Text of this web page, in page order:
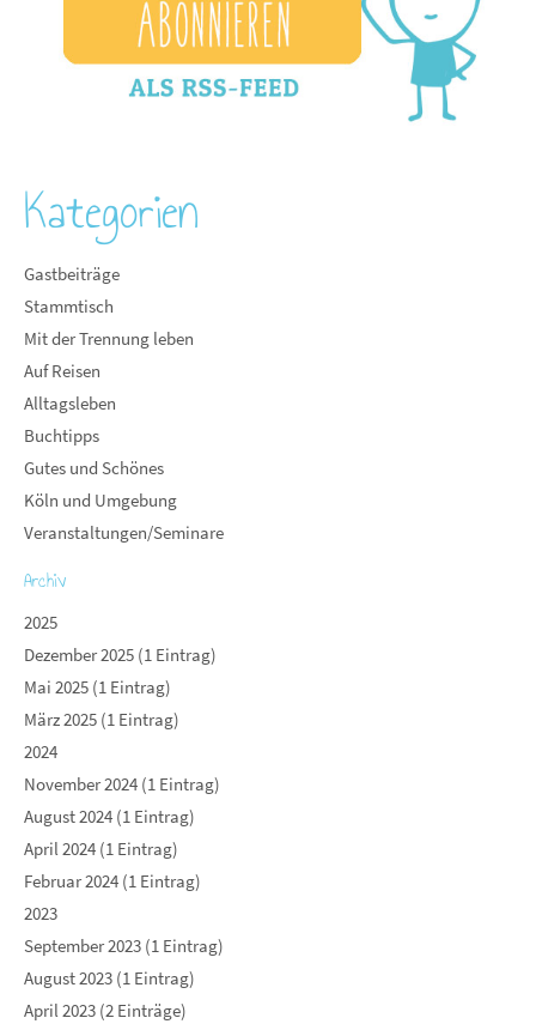
Kategorien
Gastbeiträge
Stammtisch
Mit der Trennung leben
Auf Reisen
Alltagsleben
Buchtipps
Gutes und Schönes
Köln und Umgebung
Veranstaltungen/Seminare
Archiv
2025
Dezember 2025 (1 Eintrag)
Mai 2025 (1 Eintrag)
März 2025 (1 Eintrag)
2024
November 2024 (1 Eintrag)
August 2024 (1 Eintrag)
April 2024 (1 Eintrag)
Februar 2024 (1 Eintrag)
2023
September 2023 (1 Eintrag)
August 2023 (1 Eintrag)
April 2023 (2 Einträge)